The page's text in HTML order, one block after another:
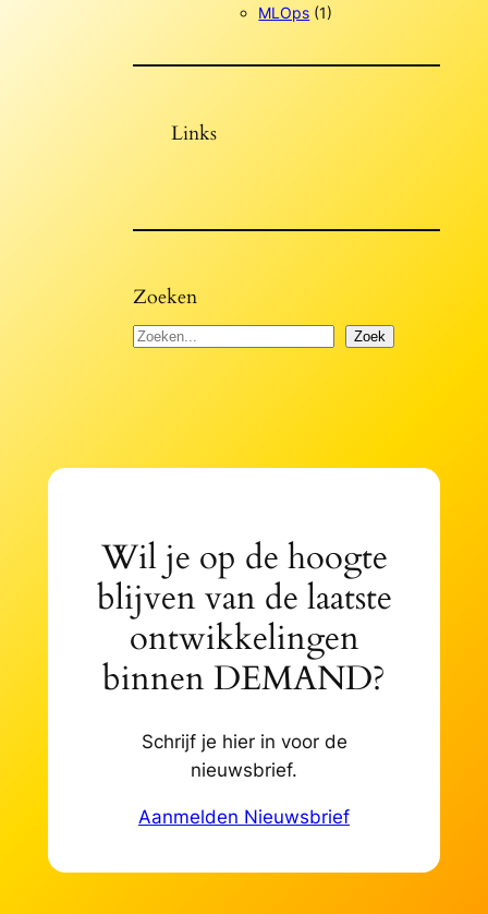
MLOps (1)
Links
Zoeken
Z
Zoek
Wil je op de hoogte
blijven van de laatste
ontwikkelingen
binnen DEMAND?
Schrijf je hier in voor de
nieuwsbrief.
Aanmelden Nieuwsbrief